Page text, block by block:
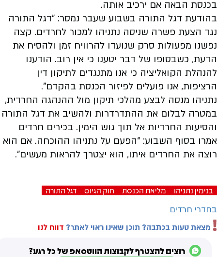
בכנסת הבאה אם ירכיב אותה.
בהודעת דגל התורה בשבוע שעבר נמסר: "דגל התורה
נגד הצעת פשרה שניסה נתניהו למכור לחרדים. קצה
נפשנו מפעולות סרק שנועדו להרוויח זמן ולהסיח את
הדעת, כשבסופו של דבר יטענו כי אין רוב. הודענו
להנהלת הקואליציה כי אנו מתנגדים לתיקון דין
הרציפות, אנו פועלים לפיזור הכנסת בהקדם".
נתניהו מנסה לבצע מהלכי תיקון מול ההנהגה החרדית,
במטרה לבלום את ההתדרדרות ולהשיב את דגל התורה
והסיעות החרדיות אל תוך גוש הימין. בכירים חרדים
אמרו בסוף השבוע: “הפעם על נתניהו ההוכחה. אם הוא
רוצה את החרדים איתו, הוא יצטרך להראות מעשים”.
בנימין נתניהו מליאת הכנסת חוק הגיוס דגל התורה
בחדרי חרדים
מצאת טעות בכתבה? תוכן שאינו ראוי לאתר? דווח לנו
רוצים להצטרף לקבוצות הווטסאפ של כל רגע?